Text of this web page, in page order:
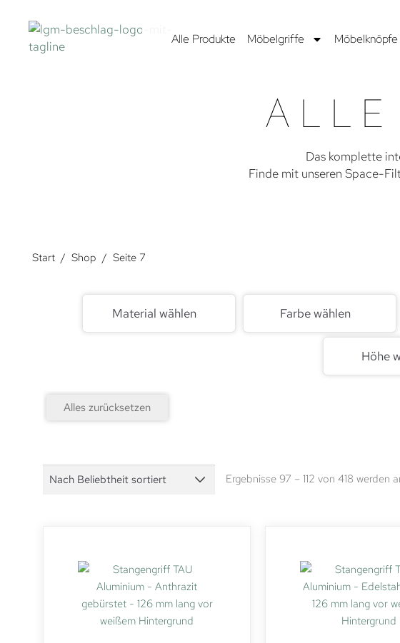
Alle Produkte Möbelgriffe Möbelknöpfe
ALLE
Das komplette
Finde mit unseren Space-
Start / Shop / Seite 7
Alles zurücksetzen
Material wählen Farbe wählen
Höhe
Ergebnisse 97 – 112 von 418 werden